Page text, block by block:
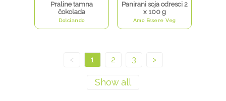
Praline tamna
čokolada
Dolciando
Panirani soja odresci 2
x 100 g
Amo Essere Veg
< 1 2 3 >